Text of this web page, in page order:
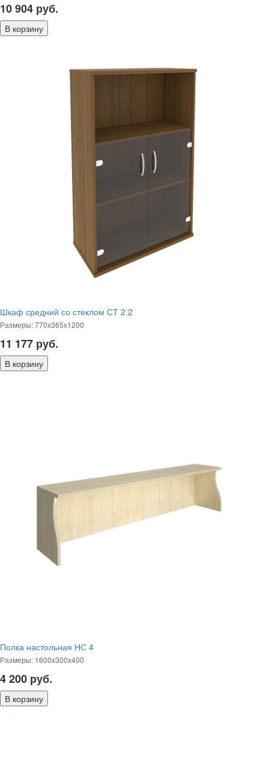
10 904 руб.
Шкаф средний со стеклом СТ 2.2
Размеры: 770х365х1200
11 177 руб.
Полка настольная НС 4
Размеры: 1600х300х400
4 200 руб.